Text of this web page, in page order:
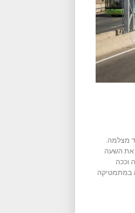
מצלמה.
את השעה
וככה
במתמטיקה